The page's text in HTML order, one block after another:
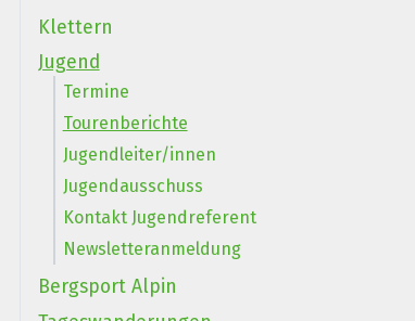
Klettern
Jugend
Termine
Tourenberichte
Jugendleiter/innen
Jugendausschuss
Kontakt Jugendreferent
Newsletteranmeldung
Bergsport Alpin